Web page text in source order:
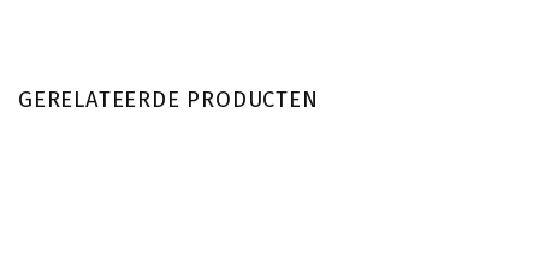
GERELATEERDE PRODUCTEN